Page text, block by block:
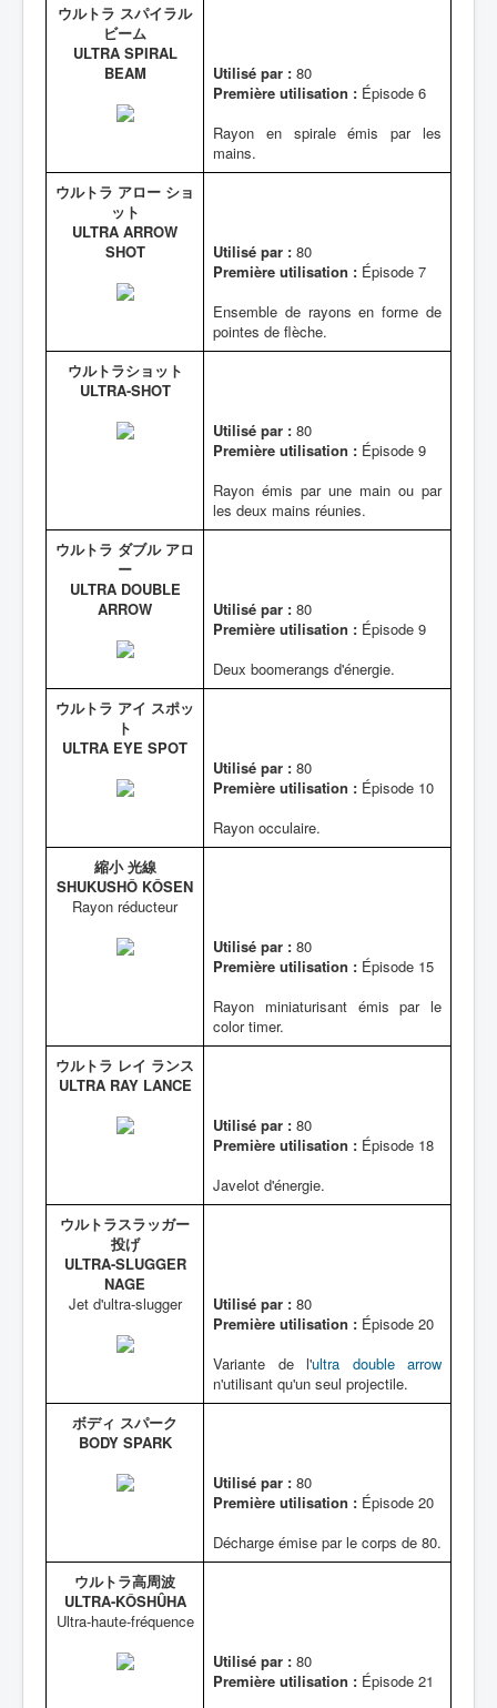
ウルトラ スパイラル
ビーム
ULTRA SPIRAL
BEAM
Utilisé par : 80
Première utilisation : Épisode 6
Rayon en spirale émis par les
mains.
ウルトラ アロー ショ
ット
ULTRA ARROW
SHOT
Utilisé par : 80
Première utilisation : Épisode 7
Ensemble de rayons en forme de
pointes de flèche.
ウルトラショット
ULTRA-SHOT
Utilisé par : 80
Première utilisation : Épisode 9
Rayon émis par une main ou par
les deux mains réunies.
ウルトラ ダブル アロ
ー
ULTRA DOUBLE
ARROW
Utilisé par : 80
Première utilisation : Épisode 9
Deux boomerangs d'énergie.
ウルトラ アイ スポッ
ト
ULTRA EYE SPOT
Utilisé par : 80
Première utilisation : Épisode 10
Rayon occulaire.
縮小 光線
SHUKUSHÔ KÔSEN
Rayon réducteur
Utilisé par : 80
Première utilisation : Épisode 15
Rayon miniaturisant émis par le
color timer.
ウルトラ レイ ランス
ULTRA RAY LANCE
Utilisé par : 80
Première utilisation : Épisode 18
Javelot d'énergie.
ウルトラスラッガー
投げ
ULTRA-SLUGGER
NAGE
Jet d'ultra-slugger
Utilisé par : 80
Première utilisation : Épisode 20
Variante de l'ultra double arrow
n'utilisant qu'un seul projectile.
ボディ スパーク
BODY SPARK
Utilisé par : 80
Première utilisation : Épisode 20
Décharge émise par le corps de 80.
ウルトラ高周波
ULTRA-KÔSHÛHA
Ultra-haute-fréquence
Utilisé par : 80
Première utilisation : Épisode 21